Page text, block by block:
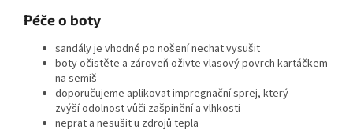
Péče o boty
sandály je vhodné po nošení nechat vysušit
boty očistěte a zároveň oživte vlasový povrch kartáčkem
na semiš
doporučujeme aplikovat impregnační sprej, který
zvýší odolnost vůči zašpinění a vlhkosti
neprat a nesušit u zdrojů tepla